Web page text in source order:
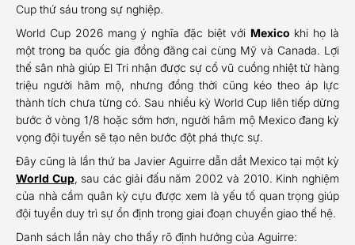
Cup thứ sáu trong sự nghiệp.
World Cup 2026 mang ý nghĩa đặc biệt với Mexico khi họ là
một trong ba quốc gia đồng đăng cai cùng Mỹ và Canada. Lợi
thế sân nhà giúp El Tri nhận được sự cổ vũ cuồng nhiệt từ hàng
triệu người hâm mộ, nhưng đồng thời cũng kéo theo áp lực
thành tích chưa từng có. Sau nhiều kỳ World Cup liên tiếp dừng
bước ở vòng 1/8 hoặc sớm hơn, người hâm mộ Mexico đang kỳ
vọng đội tuyển sẽ tạo nên bước đột phá thực sự.
Đây cũng là lần thứ ba Javier Aguirre dẫn dắt Mexico tại một kỳ
World Cup, sau các giải đấu năm 2002 và 2010. Kinh nghiệm
của nhà cầm quân kỳ cựu được xem là yếu tố quan trọng giúp
đội tuyển duy trì sự ổn định trong giai đoạn chuyển giao thế hệ.
Danh sách lần này cho thấy rõ định hướng của Aguirre: